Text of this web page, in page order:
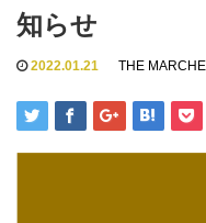
知らせ
2022.01.21 THE MARCHE